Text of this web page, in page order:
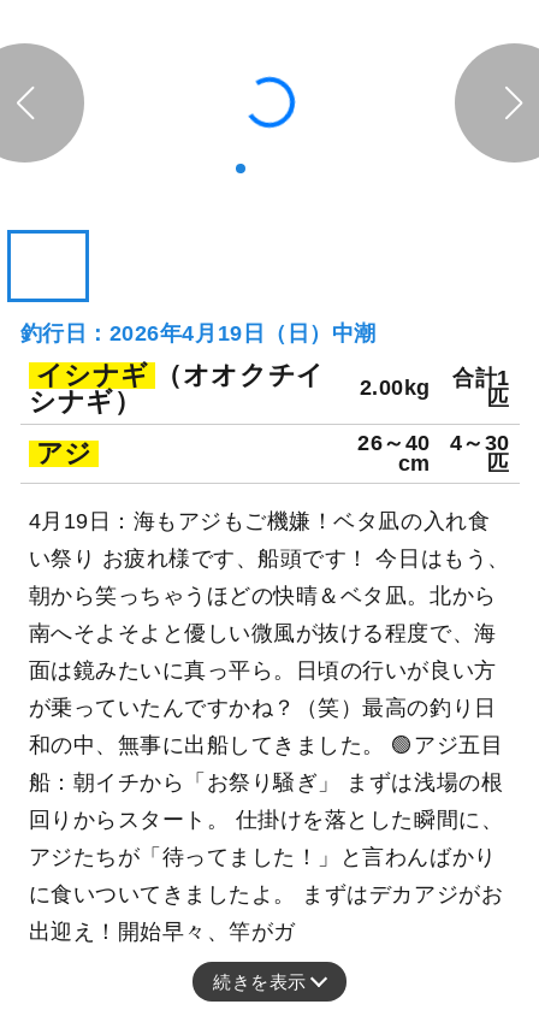
釣り船詳細を見る
釣行日：2026年4月19日（日）中潮
イシナギ （オオクチイ
シナギ）
合計1
アジ
26～40
cm
4～30
匹
4月19日：海もアジもご機嫌！ベタ凪の入れ食
い祭り お疲れ様です、船頭です！ 今日はもう、
朝から笑っちゃうほどの快晴＆ベタ凪。北から
南へそよそよと優しい微風が抜ける程度で、海
面は鏡みたいに真っ平ら。日頃の行いが良い方
が乗っていたんですかね？（笑）最高の釣り日
和の中、無事に出船してきました。 🟢アジ五目
船：朝イチから「お祭り騒ぎ」 まずは浅場の根
回りからスタート。 仕掛けを落とした瞬間に、
アジたちが「待ってました！」と言わんばかり
に食いついてきましたよ。 まずはデカアジがお